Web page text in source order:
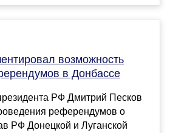
возможность
в Донбассе
РФ Дмитрий Песков
референдумов о
РФ Донецкой и Луганской